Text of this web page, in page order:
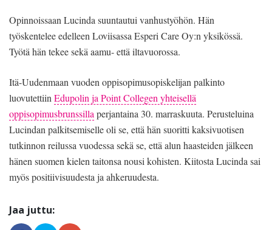
Opinnoissaan Lucinda suuntautui vanhustyöhön. Hän
työskentelee edelleen Loviisassa Esperi Care Oy:n yksikössä.
Työtä hän tekee sekä aamu- että iltavuorossa.
Itä-Uudenmaan vuoden oppisopimusopiskelijan palkinto
luovutettiin Edupolin ja Point Collegen yhteisellä
oppisopimusbrunssilla perjantaina 30. marraskuuta. Perusteluina
Lucindan palkitsemiselle oli se, että hän suoritti kaksivuotisen
tutkinnon reilussa vuodessa sekä se, että alun haasteiden jälkeen
hänen suomen kielen taitonsa nousi kohisten. Kiitosta Lucinda sai
myös positiivisuudesta ja ahkeruudesta.